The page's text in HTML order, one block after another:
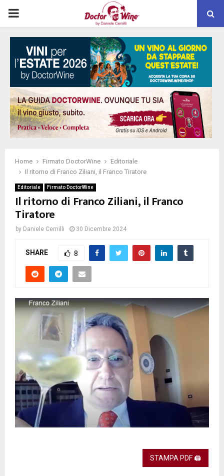
PRIMARY
MENU
Home Firmato DoctorWine
Editoriale
Il ritorno di Franco Ziliani, il Franco Tiratore
Editoriale Firmato DoctorWine
Il ritorno di Franco Ziliani, il Franco
Tiratore
by Daniele Cernilli 30 Dicembre 2024
SHARE 8
STAMPA PDF 🖨